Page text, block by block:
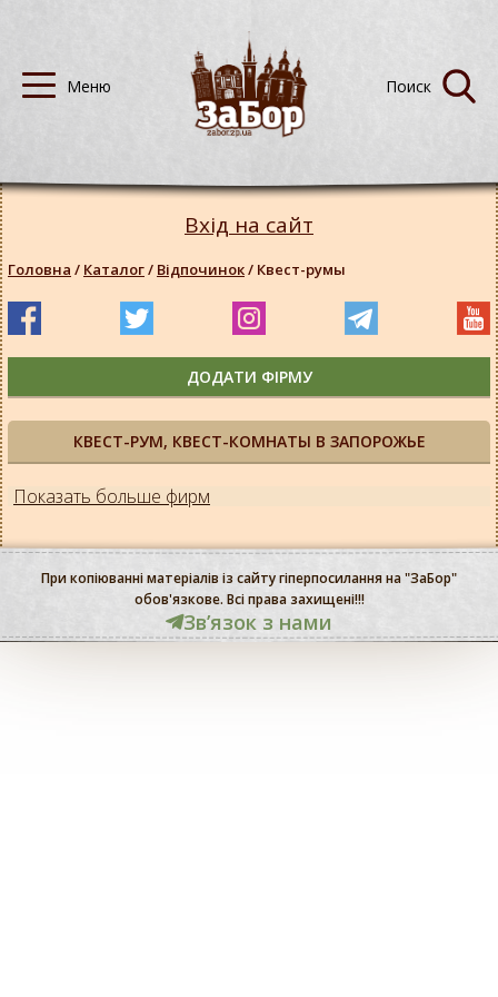
КВЕСТ-РУМ, КВЕСТ-КОМНАТЫ В ЗАПОРОЖЬЕ
Показать больше фирм
Вхід на сайт
Головна / Каталог/ Відпочинок/ Квест-румы
ДОДАТИ ФІРМУ
При копіюванні матеріалів із сайту гіперпосилання на "ЗаБор"
обов'язкове. Всі права захищені!!!
Звʼязок з нами